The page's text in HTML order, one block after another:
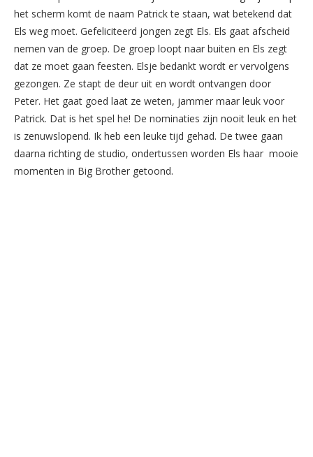
het scherm komt de naam Patrick te staan, wat betekend dat
Els weg moet. Gefeliciteerd jongen zegt Els. Els gaat afscheid
nemen van de groep. De groep loopt naar buiten en Els zegt
dat ze moet gaan feesten. Elsje bedankt wordt er vervolgens
gezongen. Ze stapt de deur uit en wordt ontvangen door
Peter. Het gaat goed laat ze weten, jammer maar leuk voor
Patrick. Dat is het spel he! De nominaties zijn nooit leuk en het
is zenuwslopend. Ik heb een leuke tijd gehad. De twee gaan
daarna richting de studio, ondertussen worden Els haar mooie
momenten in Big Brother getoond.